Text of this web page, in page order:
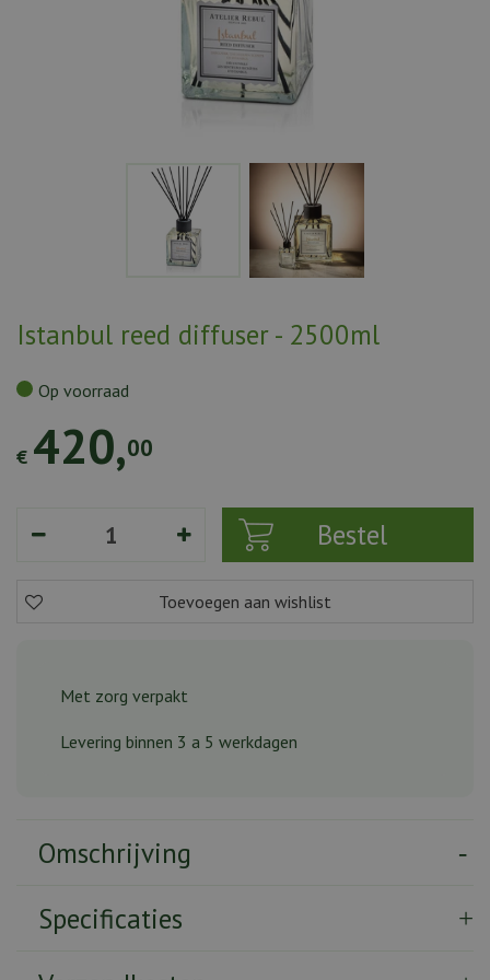
Istanbul reed diffuser - 2500ml
€ 420,00
Op voorraad
Met zorg verpakt
Levering binnen 3 a 5 werkdagen
Omschrijving
Specificaties